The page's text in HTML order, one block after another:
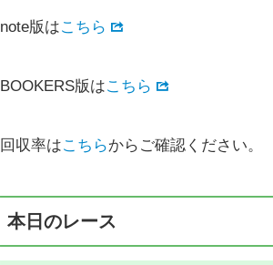
note版はこちら
BOOKERS版はこちら
回収率はこちらからご確認ください。
本日のレース